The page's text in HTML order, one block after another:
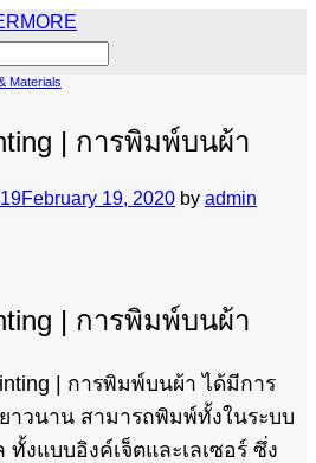
Materials
| การพิมพ์บนผ้า
February 19, 2020 by admin
| การพิมพ์บนผ้า
| การพิมพ์บนผ้า ได้มีการ
าวนาน สามารถพิมพ์ทั้งในระบบ
งแบบอิงค์เจ็ตและเลเซอร์ ซึ่ง